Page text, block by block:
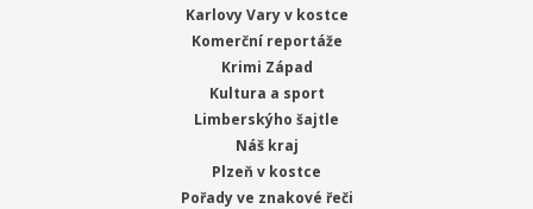
Karlovy Vary v kostce
Komerční reportáže
Krimi Západ
Kultura a sport
Limberskýho šajtle
Náš kraj
Plzeň v kostce
Pořady ve znakové řeči